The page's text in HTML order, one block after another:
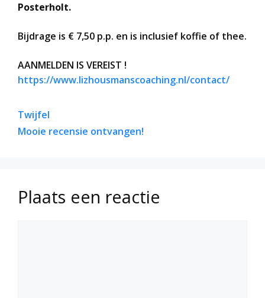
Posterholt.
Bijdrage is € 7,50 p.p. en is inclusief koffie of thee.
AANMELDEN IS VEREIST !
https://www.lizhousmanscoaching.nl/contact/
Twijfel
Mooie recensie ontvangen!
Plaats een reactie